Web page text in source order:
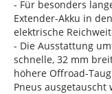
- Für besonders
Extender-Akku in
elektrische
- Die Ausstattung
schnelle, 32 mm
höhere Offroad-
Pneus ausgetauscht